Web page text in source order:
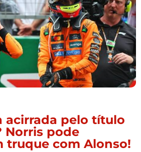
acirrada pelo título
Norris pode
truque com Alonso!